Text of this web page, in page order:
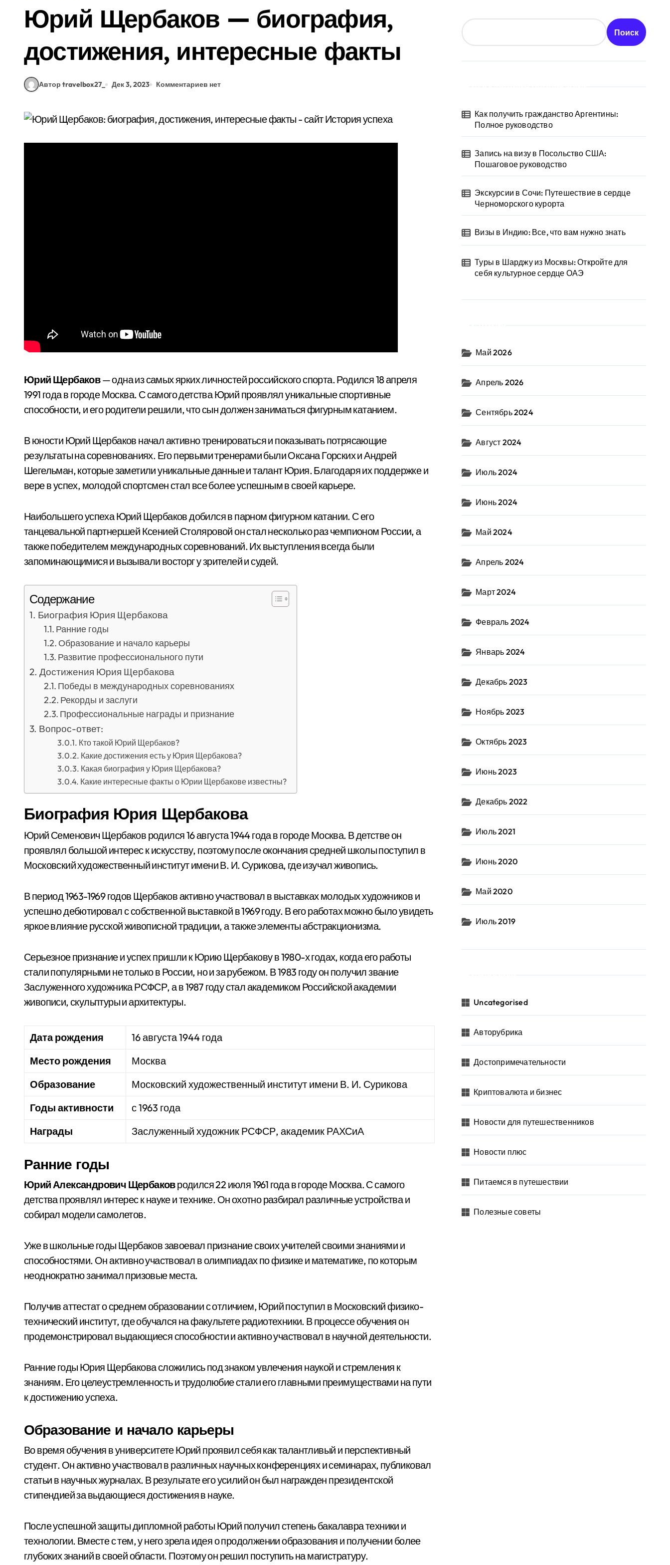
Юрий Щербаков — биография,
достижения, интересные факты
Автор travelbox27_ Дек 3, 2023 Комментариев нет
Юрий Щербаков— одна из самых ярких личностей российского спорта. Родился 18 апреля
1991 года в городе Москва. С самого детства Юрий проявлял уникальные спортивные
способности, и его родители решили, что сын должен заниматься фигурным катанием.
В юности Юрий Щербаков начал активно тренироваться и показывать потрясающие
результаты на соревнованиях. Его первыми тренерами были Оксана Горских и Андрей
Шегельман, которые заметили уникальные данные и талант Юрия. Благодаря их поддержке и
вере в успех, молодой спортсмен стал все более успешным в своей карьере.
Наибольшего успеха Юрий Щербаков добился в парном фигурном катании. С его
танцевальной партнершей Ксенией Столяровой он стал несколько раз чемпионом России, а
также победителем международных соревнований. Их выступления всегда были
запоминающимися и вызывали восторг у зрителей и судей.
Содержание
Биография Юрия Щербакова
Ранние годы
Образование и начало карьеры
Развитие профессионального пути
Достижения Юрия Щербакова
Победы в международных соревнованиях
Рекорды и заслуги
Профессиональные награды и признание
Вопрос-ответ:
Кто такой Юрий Щербаков?
Какие достижения есть у Юрия Щербакова?
Какая биография у Юрия Щербакова?
Какие интересные факты о Юрии Щербакове известны?
Биография Юрия Щербакова
Юрий Семенович Щербаков родился 16 августа 1944 года в городе Москва. В детстве он
проявлял большой интерес к искусству, поэтому после окончания средней школы поступил в
Московский художественный институт имени В. И. Сурикова, где изучал живопись.
В период 1963-1969 годов Щербаков активно участвовал в выставках молодых художников и
успешно дебютировал с собственной выставкой в 1969 году. В его работах можно было увидеть
яркое влияние русской живописной традиции, а также элементы абстракционизма.
Серьезное признание и успех пришли к Юрию Щербакову в 1980-х годах, когда его работы
стали популярными не только в России, но и за рубежом. В 1983 году он получил звание
Заслуженного художника РСФСР, а в 1987 году стал академиком Российской академии
живописи, скульптуры и архитектуры.
Дата рождения
16 августа 1944 года
Место рождения
Москва
Образование
Московский художественный институт имени В. И. Сурикова
Годы активности
с 1963 года
Награды
Заслуженный художник РСФСР, академик РАХСиА
Ранние годы
Юрий Александрович Щербаковродился 22 июля 1961 года в городе Москва. С самого
детства проявлял интерес к науке и технике. Он охотно разбирал различные устройства и
собирал модели самолетов.
Уже в школьные годы Щербаков завоевал признание своих учителей своими знаниями и
способностями. Он активно участвовал в олимпиадах по физике и математике, по которым
неоднократно занимал призовые места.
Получив аттестат о среднем образовании с отличием, Юрий поступил в Московский физико-
технический институт, где обучался на факультете радиотехники. В процессе обучения он
продемонстрировал выдающиеся способности и активно участвовал в научной деятельности.
Ранние годы Юрия Щербакова сложились под знаком увлечения наукой и стремления к
знаниям. Его целеустремленность и трудолюбие стали его главными преимуществами на пути
к достижению успеха.
Образование и начало карьеры
Во время обучения в университете Юрий проявил себя как талантливый и перспективный
студент. Он активно участвовал в различных научных конференциях и семинарах, публиковал
статьи в научных журналах. В результате его усилий он был награжден президентской
стипендией за выдающиеся достижения в науке.
После успешной защиты дипломной работы Юрий получил степень бакалавра техники и
технологии. Вместе с тем, у него зрела идея о продолжении образования и получении более
глубоких знаний в своей области. Поэтому он решил поступить на магистратуру.
Поиск
Как получить гражданство Аргентины:
Полное руководство
Запись на визу в Посольство США:
Пошаговое руководство
Экскурсии в Сочи: Путешествие в сердце
Черноморского курорта
Визы в Индию: Все, что вам нужно знать
Туры в Шарджу из Москвы: Откройте для
себя культурное сердце ОАЭ
Май 2026
Апрель 2026
Сентябрь 2024
Август 2024
Июль 2024
Июнь 2024
Май 2024
Апрель 2024
Март 2024
Февраль 2024
Январь 2024
Декабрь 2023
Ноябрь 2023
Октябрь 2023
Июнь 2023
Декабрь 2022
Июль 2021
Июнь 2020
Май 2020
Июль 2019
Uncategorised
Авторубрика
Достопримечательности
Криптовалюта и бизнес
Новости для путешественников
Новости плюс
Питаемся в путешествии
Полезные советы